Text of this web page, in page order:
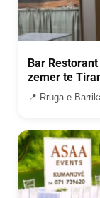
Bar
zemer te
📍 Rruga e